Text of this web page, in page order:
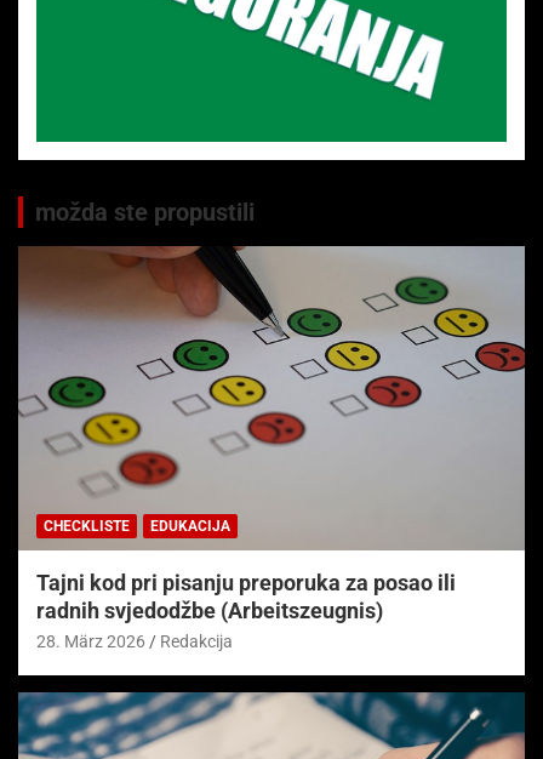
možda ste propustili
CHECKLISTE EDUKACIJA
Tajni kod pri pisanju preporuka za posao ili
radnih svjedodžbe (Arbeitszeugnis)
28. März 2026 Redakcija